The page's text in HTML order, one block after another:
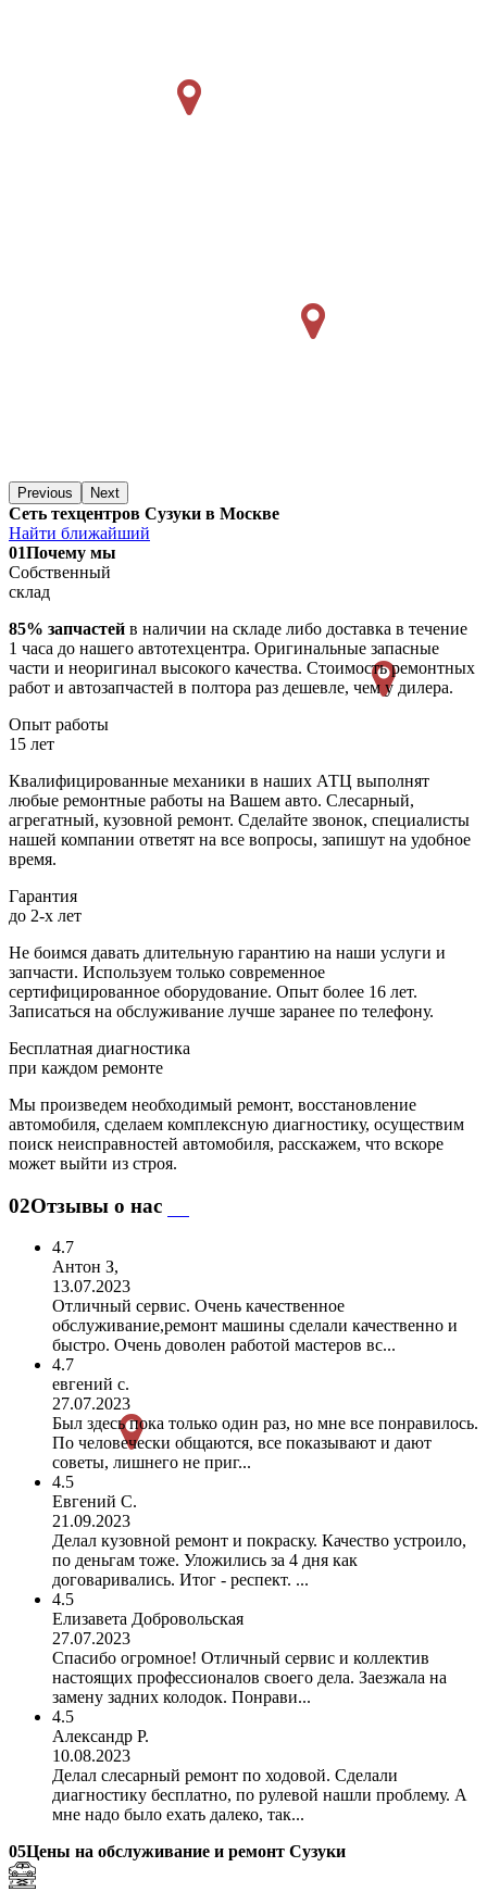
Previous Next
Сеть техцентров Сузуки в Москве
Найти ближайший
01Почему мы
Собственный
склад
85% запчастей в наличии на складе либо доставка в течение
1 часа до нашего автотехцентра. Оригинальные запасные
части и неоригинал высокого качества. Стоимость ремонтных
работ и автозапчастей в полтора раз дешевле, чем у дилера.
Опыт работы
15 лет
Квалифицированные механики в наших АТЦ выполнят
любые ремонтные работы на Вашем авто. Слесарный,
агрегатный, кузовной ремонт. Сделайте звонок, специалисты
нашей компании ответят на все вопросы, запишут на удобное
время.
Гарантия
до 2-х лет
Не боимся давать длительную гарантию на наши услуги и
запчасти. Используем только современное
сертифицированное оборудование. Опыт более 16 лет.
Записаться на обслуживание лучше заранее по телефону.
Бесплатная диагностика
при каждом ремонте
Мы произведем необходимый ремонт, восстановление
автомобиля, сделаем комплексную диагностику, осуществим
поиск неисправностей автомобиля, расскажем, что вскоре
может выйти из строя.
02Отзывы о нас
4.7
Антон З,
13.07.2023
Отличный сервис. Очень качественное
обслуживание,ремонт машины сделали качественно и
быстро. Очень доволен работой мастеров вс...
4.7
евгений с.
27.07.2023
Был здесь пока только один раз, но мне все понравилось.
По человечески общаются, все показывают и дают
советы, лишнего не приг...
4.5
Евгений С.
21.09.2023
Делал кузовной ремонт и покраску. Качество устроило,
по деньгам тоже. Уложились за 4 дня как
договаривались. Итог - респект. ...
4.5
Елизавета Добровольская
27.07.2023
Спасибо огромное! Отличный сервис и коллектив
настоящих профессионалов своего дела. Заезжала на
замену задних колодок. Понрави...
4.5
Александр Р.
10.08.2023
Делал слесарный ремонт по ходовой. Сделали
диагностику бесплатно, по рулевой нашли проблему. А
мне надо было ехать далеко, так...
05Цены на обслуживание и ремонт Сузуки